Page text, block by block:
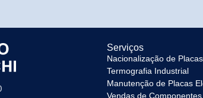
Serviços
Nacionalização de Placas
Termografia Industrial
Manutenção de Placas
Vendas de